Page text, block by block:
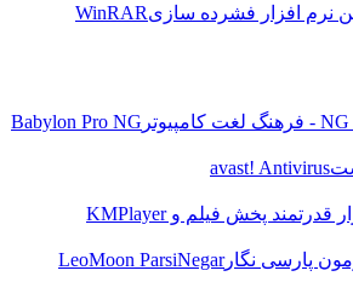
نرم افزار فشرده سازیWinRAR
Babylon Pro NG
avast! Antivirus
قدرتمند پخش فیلم وKMPlayer
پارسی نگارLeoMoon ParsiNegar